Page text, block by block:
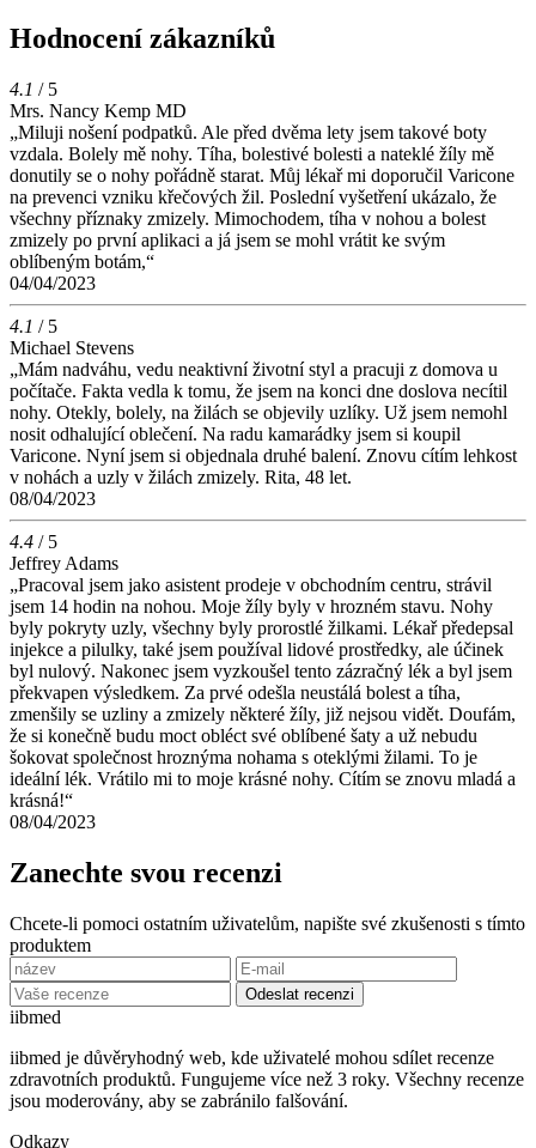
Hodnocení zákazníků
4.1 / 5
Mrs. Nancy Kemp MD
„Miluji nošení podpatků. Ale před dvěma lety jsem takové boty
vzdala. Bolely mě nohy. Tíha, bolestivé bolesti a nateklé žíly mě
donutily se o nohy pořádně starat. Můj lékař mi doporučil Varicone
na prevenci vzniku křečových žil. Poslední vyšetření ukázalo, že
všechny příznaky zmizely. Mimochodem, tíha v nohou a bolest
zmizely po první aplikaci a já jsem se mohl vrátit ke svým
oblíbeným botám,“
04/04/2023
4.1 / 5
Michael Stevens
„Mám nadváhu, vedu neaktivní životní styl a pracuji z domova u
počítače. Fakta vedla k tomu, že jsem na konci dne doslova necítil
nohy. Otekly, bolely, na žilách se objevily uzlíky. Už jsem nemohl
nosit odhalující oblečení. Na radu kamarádky jsem si koupil
Varicone. Nyní jsem si objednala druhé balení. Znovu cítím lehkost
v nohách a uzly v žilách zmizely. Rita, 48 let.
08/04/2023
4.4 / 5
Jeffrey Adams
„Pracoval jsem jako asistent prodeje v obchodním centru, strávil
jsem 14 hodin na nohou. Moje žíly byly v hrozném stavu. Nohy
byly pokryty uzly, všechny byly prorostlé žilkami. Lékař předepsal
injekce a pilulky, také jsem používal lidové prostředky, ale účinek
byl nulový. Nakonec jsem vyzkoušel tento zázračný lék a byl jsem
překvapen výsledkem. Za prvé odešla neustálá bolest a tíha,
zmenšily se uzliny a zmizely některé žíly, již nejsou vidět. Doufám,
že si konečně budu moct obléct své oblíbené šaty a už nebudu
šokovat společnost hroznýma nohama s oteklými žilami. To je
ideální lék. Vrátilo mi to moje krásné nohy. Cítím se znovu mladá a
krásná!“
08/04/2023
Zanechte svou recenzi
Chcete-li pomoci ostatním uživatelům, napište své zkušenosti s tímto
produktem
Odeslat recenzi
iibmed
iibmed je důvěryhodný web, kde uživatelé mohou sdílet recenze
zdravotních produktů. Fungujeme více než 3 roky. Všechny recenze
jsou moderovány, aby se zabránilo falšování.
Odkazy